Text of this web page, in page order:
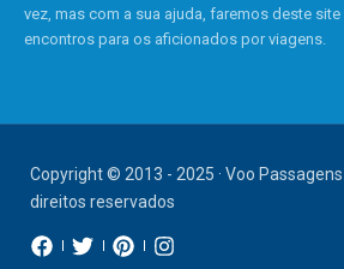
vez, mas com a sua ajuda, faremos deste
encontros para os aficionados por viagens.
Copyright © 2013 - 2025 · Voo Passagens
direitos reservados